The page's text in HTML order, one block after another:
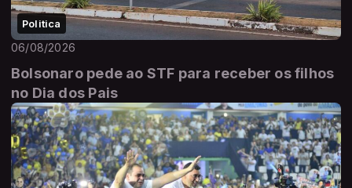
Politica
06/08/2026
Bolsonaro pede ao STF para receber os filhos
no Dia dos Pais